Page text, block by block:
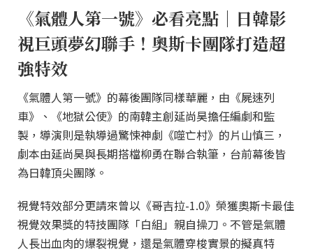
《氣體人第一號》必看亮點｜日韓影
視巨頭夢幻聯手！奧斯卡團隊打造超
強特效
《氣體人第一號》的幕後團隊同樣華麗，由《屍速列
車》、《地獄公使》的南韓主創延尚昊擔任編劇和監
製，導演則是執導過驚悚神劇《噬亡村》的片山慎三，
劇本由延尚昊與長期搭檔柳勇在聯合執筆，台前幕後皆
為日韓頂尖團隊。
視覺特效部分更請來曾以《哥吉拉-1.0》榮獲奧斯卡最佳
視覺效果獎的特技團隊「白組」親自操刀。不管是氣體
人長出血肉的爆裂視覺，還是氣體穿梭實景的擬真特